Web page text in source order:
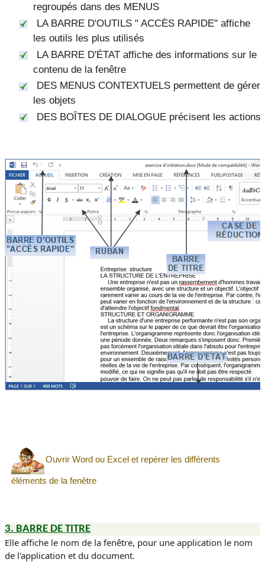
regroupés dans des MENUS
LA BARRE D'OUTILS " ACCÈS RAPIDE" affiche
les outils les plus utilisés
LA BARRE D'ÉTAT affiche des informations sur le
contenu de la fenêtre
DES MENUS CONTEXTUELS permettent de gérer
les objets
DES BOÎTES DE DIALOGUE précisent les actions
Ouvrir Word ou Excel et repérer les différents
éléments de la fenêtre
3. BARRE DE TITRE
Elle affiche le nom de la fenêtre, pour une application le nom
de l'application et du document.